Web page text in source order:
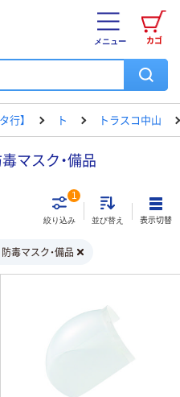
カゴ
メニュー
行】 ト トラスコ中山
マスク・備品
絞り込み
1
並び替え 表示切替
毒マスク・備品